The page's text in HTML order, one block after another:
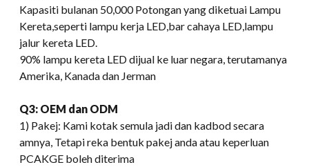
Kapasiti bulanan 50,000 Potongan yang diketuai Lampu
Kereta,seperti lampu kerja LED,bar cahaya LED,lampu
jalur kereta LED.
90% lampu kereta LED dijual ke luar negara, terutamanya
Amerika, Kanada dan Jerman
Q3: OEM dan ODM
1) Pakej: Kami kotak semula jadi dan kadbod secara
amnya, Tetapi reka bentuk pakej anda atau keperluan
PCAKGE boleh diterima